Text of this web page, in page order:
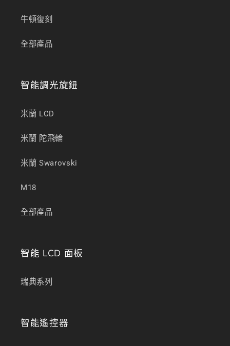
牛頓復刻
全部產品
智能調光旋鈕
米蘭 LCD
米蘭 陀飛輪
米蘭 Swarovski
M18
全部產品
智能 LCD 面板
瑞典系列
智能遙控器